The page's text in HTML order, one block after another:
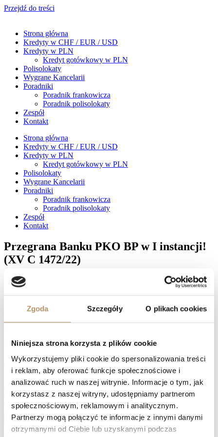
Zgoda Szczegóły O plikach cookies
Niniejsza strona korzysta z plików cookie
Wykorzystujemy pliki cookie do spersonalizowania treści
i reklam, aby oferować funkcje społecznościowe i
analizować ruch w naszej witrynie. Informacje o tym, jak
korzystasz z naszej witryny, udostępniamy partnerom
społecznościowym, reklamowym i analitycznym.
Partnerzy mogą połączyć te informacje z innymi danymi
otrzymanymi od Ciebie lub uzyskanymi podczas
Przejdź do treści
Strona główna
Kredyty w CHF / EUR / USD
Kredyty w PLN
Kredyt gotówkowy w PLN
Polisolokaty
Wygrane Kancelarii
Poradniki
Poradnik frankowicza
Poradnik polisolokaty
Zespół
Kontakt
Strona główna
Kredyty w CHF / EUR / USD
Kredyty w PLN
Kredyt gotówkowy w PLN
Polisolokaty
Wygrane Kancelarii
Poradniki
Poradnik frankowicza
Poradnik polisolokaty
Zespół
Kontakt
Przegrana Banku PKO BP w I instancji!
(XV C 1472/22)
Sędzia Marian Glembin wydał w dniu 25 lutego 2025 r. wyrok
stwierdzający nieważność umowy kredytu łączącej naszych
Klientów z Bankiem PKO BP. Sąd zasądził na rzecz naszych
Klientów kwotę 249 776,06 PLN wraz z odsetkami tytułem zwrotu
spłacanego kapitału. Dodatkowo Bank został w całości obciążony
złożyć apelację, ale w praktyce decyduje się na to coraz rzadziej.
Facebook
Twitter
LinkedIn
PrevUmowa kredytu zawarta z Bankiem Raiffeisen nieważna w
całości – Sąd Okręgowy w Gdańsku (I C 951/22)
Sąd Okręgowy w Gdańsku: umowa z Bankiem Santander jest
nieważna w całości (I C 3191/21) Następny
Naprawdę warto zawalczyć o swoje prawa, zwłaszcza, jeśli spłata